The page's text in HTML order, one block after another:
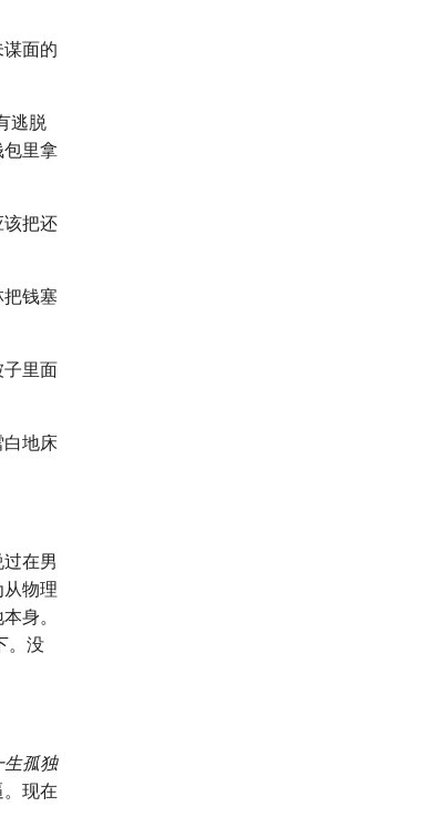
面的
逃脱
包里拿
该把还
钱塞
子里面
白地床
在男
物理
身。
。没
生孤独
现在